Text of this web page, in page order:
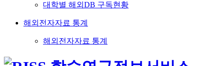
대학별 해외DB 구독현황
해외전자자료 통계
해외전자자료 통계